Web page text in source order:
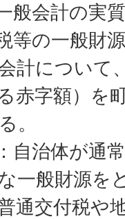
般会計の実
等の一般財
計について
赤字額）を
。
自治体が通
一般財源を
通交付税や